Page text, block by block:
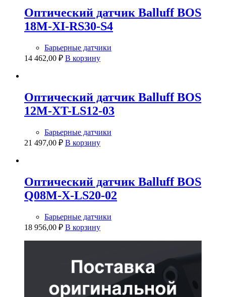
Оптический датчик Balluff BOS
18M-XI-RS30-S4
Барьерные датчики
14 462,00 ₽ В корзину
Оптический датчик Balluff BOS
12M-XT-LS12-03
Барьерные датчики
21 497,00 ₽ В корзину
Оптический датчик Balluff BOS
Q08M-X-LS20-02
Барьерные датчики
18 956,00 ₽ В корзину